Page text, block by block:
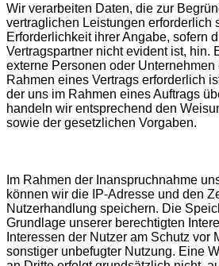
Wir verarbeiten Daten, die zur
vertraglichen Leistungen erforderlich
Erforderlichkeit ihrer Angabe, sofern
Vertragspartner nicht evident ist, hin.
externe Personen oder
Rahmen eines Vertrags erforderlich
der uns im Rahmen eines Auftrags
handeln wir entsprechend den
sowie der gesetzlichen Vorgaben.
Im Rahmen der Inanspruchnahme
können wir die IP-Adresse und den
Nutzerhandlung speichern. Die
Grundlage unserer berechtigten
Interessen der Nutzer am Schutz vor
sonstiger unbefugter Nutzung. Eine